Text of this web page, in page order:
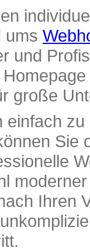
ums
und
große
einfach
Sie
Ihren